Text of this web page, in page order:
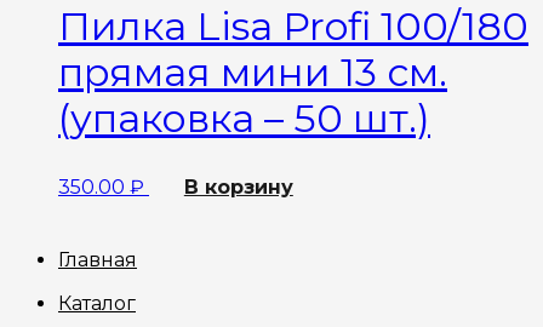
Пилка Lisa Profi 100/180
прямая мини 13 см.
(упаковка – 50 шт.)
350.00 ₽ В корзину
Главная
Каталог